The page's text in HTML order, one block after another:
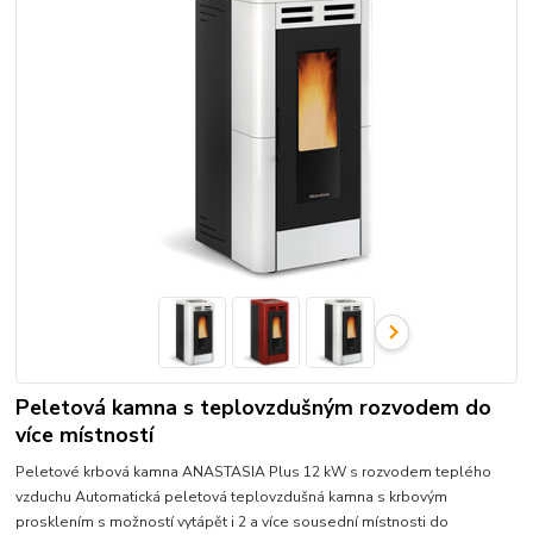
Peletová kamna s teplovzdušným rozvodem do
více místností
Peletové krbová kamna ANASTASIA Plus 12 kW s rozvodem teplého
vzduchu Automatická peletová teplovzdušná kamna s krbovým
prosklením s možností vytápět i 2 a více sousední místnosti do